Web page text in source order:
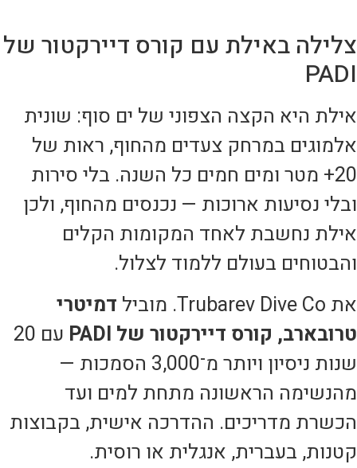
צלילה באילת עם קורס דיירקטור של
PADI
אילת היא הקצה הצפוני של ים סוף: שונית
אלמוגים במרחק צעדים מהחוף, ראות של
20+ מטר ומים חמים כל השנה. בלי סירות
ובלי נסיעות ארוכות — נכנסים מהחוף, ולכן
אילת נחשבת לאחד המקומות הקלים
והבטוחים בעולם ללמוד לצלול.
את Trubarev Dive Co. מוביל
דמיטרי
טרובארב, קורס דיירקטור של PADI
עם 20
שנות ניסיון ויותר מ־3,000 הסמכות —
מהנשימה הראשונה מתחת למים ועד
הכשרת מדריכים. ההדרכה אישית, בקבוצות
קטנות, בעברית, אנגלית או רוסית.